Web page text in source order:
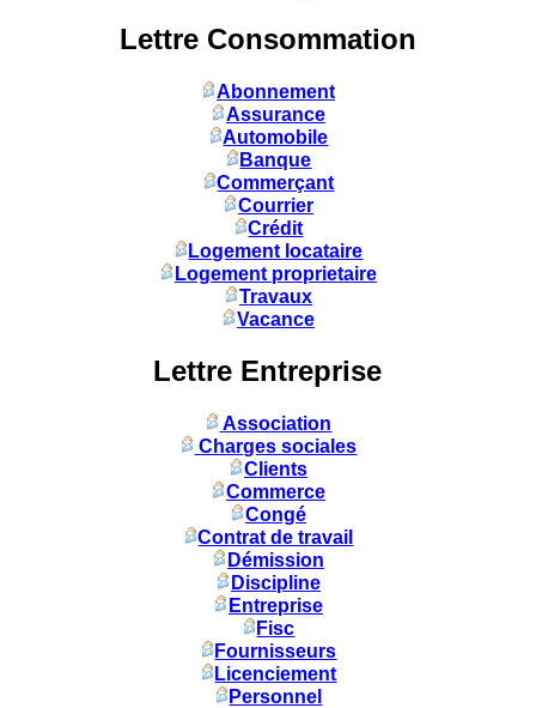
Lettre Consommation
Abonnement
Assurance
Automobile
Banque
Commerçant
Courrier
Crédit
Logement locataire
Logement proprietaire
Travaux
Vacance
Lettre Entreprise
Association
Charges sociales
Clients
Commerce
Congé
Contrat de travail
Démission
Discipline
Entreprise
Fisc
Fournisseurs
Licenciement
Personnel